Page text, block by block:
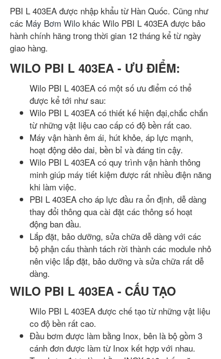
PBI L 403EA được nhập khẩu từ Hàn Quốc. Cũng như
các Máy Bơm Wilo khác Wilo PBI L 403EA được bảo
hành chính hãng trong thời gian 12 tháng kể từ ngày
giao hàng.
WILO PBI L 403EA - ƯU ĐIỂM:
Wilo PBI L 403EA có một số ưu điểm có thể
được kể tới như sau:
Wilo PBI L 403EA có thiết kế hiện đại,chắc chắn
từ những vật liệu cao cấp có độ bền rất cao.
Máy vận hành êm ái, hút khỏe, áp lực mạnh,
hoạt động dẻo dai, bền bỉ và đáng tin cậy.
Wilo PBI L 403EA có quy trình vận hành thông
minh giúp máy tiết kiệm được rất nhiều điện năng
khi làm việc.
PBI L 403EA cho áp lực đầu ra ổn định, dễ dàng
thay đổi thông qua cài đặt các thông số hoạt
động ban đầu.
Lắp đặt, bảo dưỡng, sửa chữa dễ dàng với các
bộ phận cấu thành tách rời thành các module nhỏ
nên việc lắp đặt, bảo dưỡng và sửa chữa rất dễ
dàng.
WILO PBI L 403EA - CẤU TẠO
Wilo PBI L 403EA được chế tạo từ những vật liệu
co độ bền rất cao.
Đầu bơm được làm bằng Inox, bên là bộ gồm 3
cánh đơn được làm từ Inox kết hợp với nhau.